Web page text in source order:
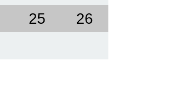
25 26